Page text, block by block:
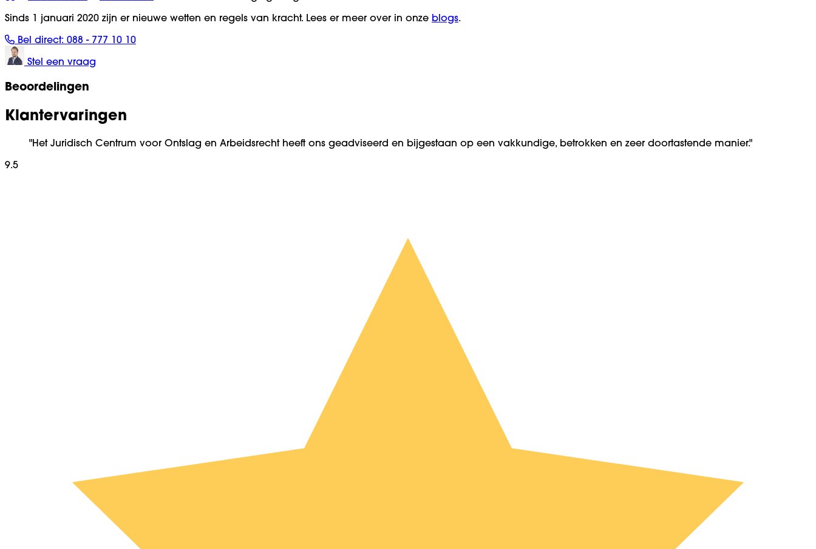
Sinds 1 januari 2020 zijn er nieuwe wetten en regels van kracht. Lees er meer over in onze blogs.
Bel direct: 088 - 777 10 10
Stel een vraag
Beoordelingen
Klantervaringen
"Het Juridisch Centrum voor Ontslag en Arbeidsrecht heeft ons geadviseerd en bijgestaan op een vakkundige, betrokken en zeer doortastende manier."
9.5